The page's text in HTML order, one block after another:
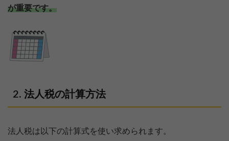
が重要です。
法人税の計算方法
法人税は以下の計算式を使い求められます。